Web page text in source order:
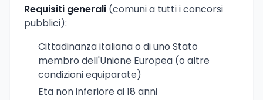
Requisiti generali (comuni a tutti i concorsi
pubblici):
Cittadinanza italiana o di uno Stato
membro dell'Unione Europea (o altre
condizioni equiparate)
Eta non inferiore ai 18 anni